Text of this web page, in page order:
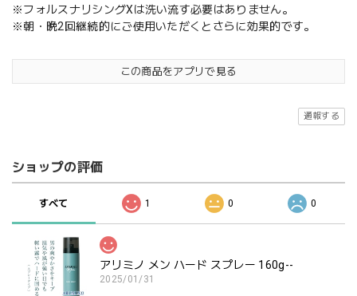
※フォルスナリシングXは洗い流す必要はありません。
※朝・晩2回継続的にご使用いただくとさらに効果的です。
この商品をアプリで見る
通報する
ショップの評価
すべて 1 0 0
アリミノ メン ハード スプレー 160g--
2025/01/31